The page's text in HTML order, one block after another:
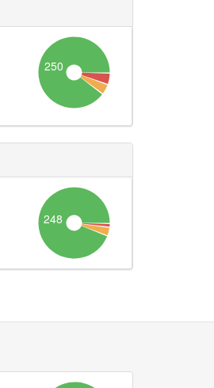
250
248